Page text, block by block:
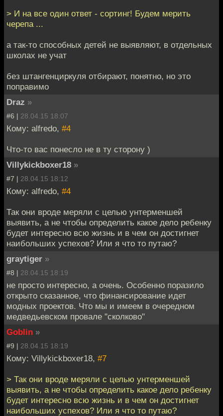
> И на все один ответ - сортинг! Будем мерить
черепа ...
а так-то способных детей не выявляют, в отдельных
школах не учат
без штангенциркуля отбирают, понятно, но это
поправимо
Draz »
#6 | 28.04.15 18:07
Кому: alfredo, #4
Что-то вас понесло не в ту сторону )
Villykickboxer18 »
#7 | 28.04.15 18:12
Кому: alfredo, #4
Так они вроде меряли с целью унтерменшей
выявить, а не чтобы определить какое дело ребенку
будет интересно всю жизнь и в чем он достигнет
наибольших успехов? Или я что то путаю?
graytiger »
#8 | 28.04.15 18:19
не просто интересно, а очень. Особенно поразило
открыто сказанное, что финансирование идет
модных проектов. Что мы и имеем в очередном
медведьевском провале "сколково"
Goblin »
#9 | 28.04.15 18:19
Кому: Villykickboxer18, #7
> Так они вроде меряли с целью унтерменшей
выявить, а не чтобы определить какое дело ребенку
будет интересно всю жизнь и в чем он достигнет
наибольших успехов? Или я что то путаю?